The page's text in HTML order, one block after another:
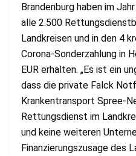
Brandenburg haben im
alle 2.500
Landkreisen und in den 4
Corona-Sonderzahlung in
EUR erhalten. „Es ist ein
dass die private Falck
Krankentransport Spree-
Rettungsdienst im
und keine weiteren
Finanzierungszusage des